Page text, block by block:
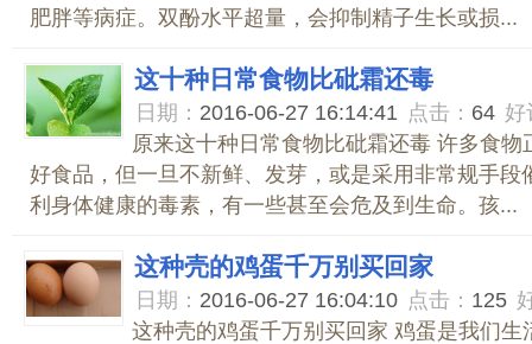
肥胖等病症。双酚水平超量，会抑制精子生长或损...
这十种日常食物比砒霜还毒
日期： 2016-06-27 16:14:41 点击： 64 好
原来这十种日常食物比砒霜还毒 许多食物
好食品，但一旦不新鲜、发芽，或是采用非常规手段
利身体健康的毒素，有一些甚至会危及到生命。孩...
这种壳的鸡蛋千万别买回家
日期： 2016-06-27 16:04:10 点击： 125
这种壳的鸡蛋千万别买回家 鸡蛋是我们生